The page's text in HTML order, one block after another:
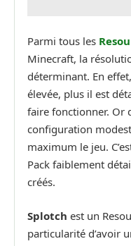
Parmi tous les
Minecraft, la
déterminant. En
élevée, plus il est
faire fonctionner. Or
configuration
maximum le jeu.
Pack faiblement
créés.
Splotch est un
particularité d’avoir